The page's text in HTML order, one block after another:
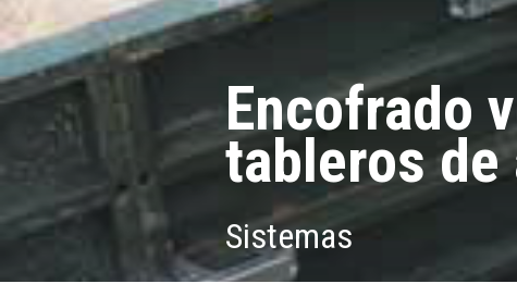
Encofrado
tableros de
Sistemas